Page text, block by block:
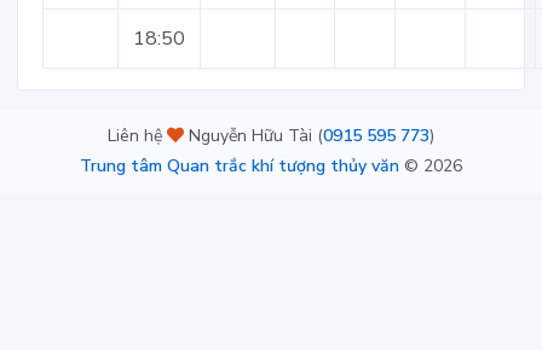
18:50
Liên hệ Nguyễn Hữu Tài (0915 595 773)
Trung tâm Quan trắc khí tượng thủy văn © 2026